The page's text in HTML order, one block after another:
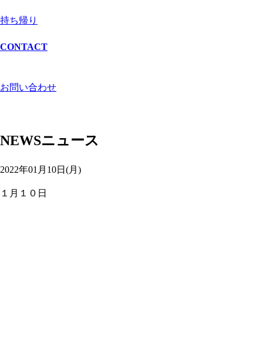
持ち帰り
CONTACT
お問い合わせ
NEWSニュース
2022年01月10日(月)
１月１０日